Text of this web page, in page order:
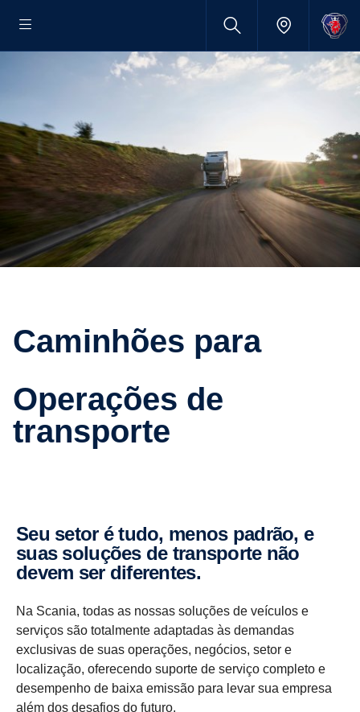
Caminhões para
Operações de
transporte
Seu setor é tudo, menos padrão, e
suas soluções de transporte não
devem ser diferentes.
Na Scania, todas as nossas soluções de veículos e
serviços são totalmente adaptadas às demandas
exclusivas de suas operações, negócios, setor e
localização, oferecendo suporte de serviço completo e
desempenho de baixa emissão para levar sua empresa
além dos desafios do futuro.